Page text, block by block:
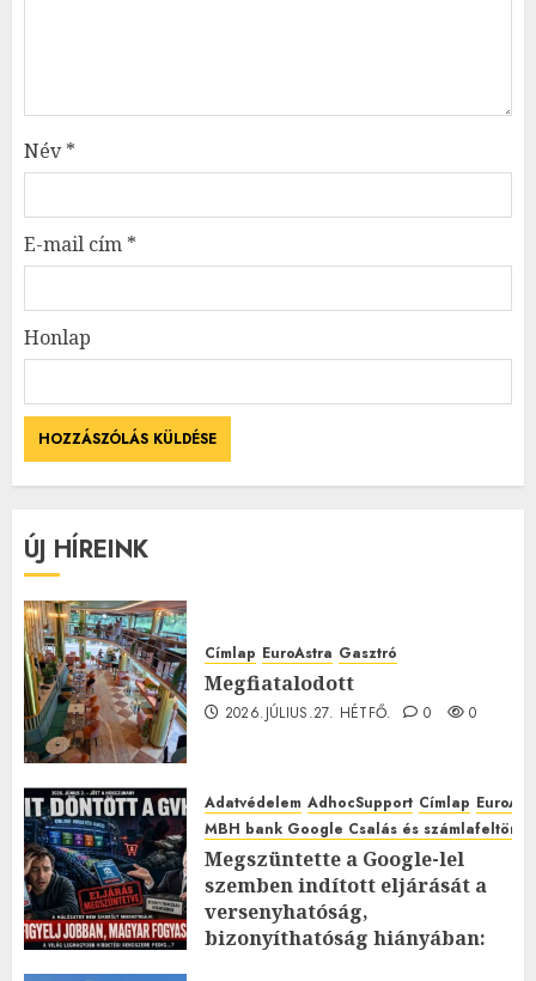
Név*
E-mail cím *
Honlap
ÚJ HÍREINK
Címlap EuroAstra Gasztró
Megfiatalodott
2026.JÚLIUS.27. HÉTFŐ. 0 0
Adatvédelem AdhocSupport Címlap
MBH bank Google Csalás és
Megszüntette a Google-lel
szemben indított eljárását a
versenyhatóság,
bizonyíthatóság hiányában: